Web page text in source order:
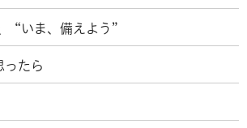
“いま、備えよう”
ったら